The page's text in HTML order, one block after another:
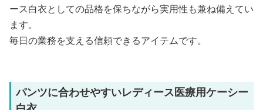
ース白衣としての品格を保ちながら実用性も兼ね備えてい
ます。
毎日の業務を支える信頼できるアイテムです。
パンツに合わせやすいレディース医療用ケーシー